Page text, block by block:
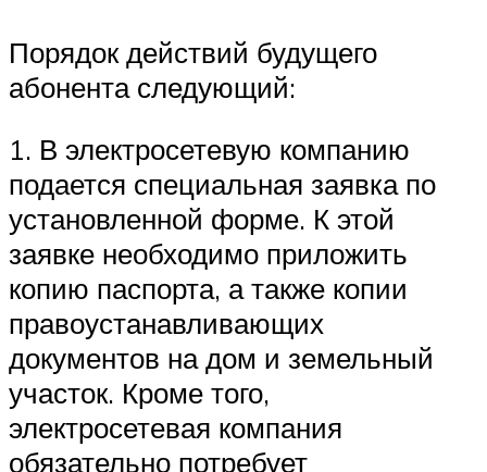
Порядок действий будущего
абонента следующий:
1. В электросетевую компанию
подается специальная заявка по
установленной форме. К этой
заявке необходимо приложить
копию паспорта, а также копии
правоустанавливающих
документов на дом и земельный
участок. Кроме того,
электросетевая компания
обязательно потребует